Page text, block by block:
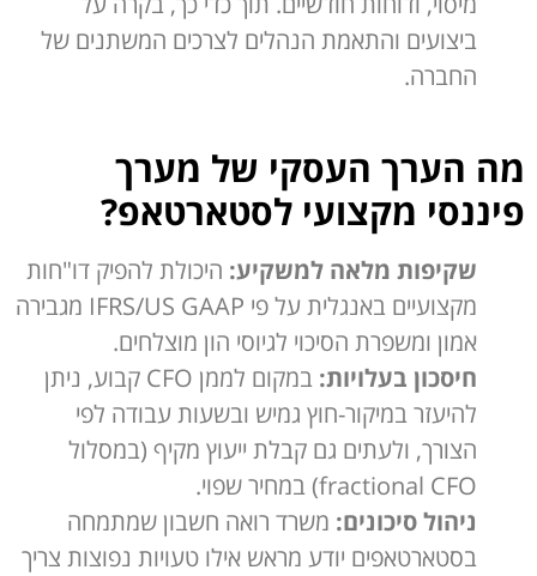
ביצועים והתאמת הנהלים לצרכים המשתנים של
החברה.
מה הערך העסקי של מערך
פיננסי מקצועי לסטארטאפ?
שקיפות מלאה למשקיע: היכולת להפיק דו"חות
מקצועיים באנגלית על פי IFRS/US GAAP מגבירה
אמון ומשפרת הסיכוי לגיוסי הון מוצלחים.
חיסכון בעלויות:
במקום לממן CFO קבוע, ניתן
להיעזר במיקור-חוץ גמיש ובשעות עבודה לפי
הצורך, ולעתים גם קבלת ייעוץ מקיף (במסלול
fractional CFO) במחיר שפוי.
ניהול סיכונים: משרד רואה חשבון שמתמחה
בסטארטאפים יודע מראש אילו טעויות נפוצות צריך